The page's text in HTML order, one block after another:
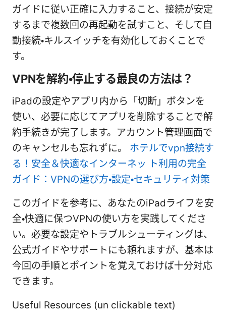
ガイドに従い正確に入力すること、接続が安定
するまで複数回の再起動を試すこと、そして自
動接続・キルスイッチを有効化しておくことで
す。
VPNを解約・停止する最良の方法は？
iPadの設定やアプリ内から「切断」ボタンを
使い、必要に応じてアプリを削除することで解
約手続きが完了します。アカウント管理画面で
のキャンセルも忘れずに。 ホテルでvpn接続す
る！安全＆快適なインターネッ ト利用の完全
ガイド：VPNの選び方・設定・セキュリティ対策
このガイドを参考に、あなたのiPadライフを安
全・快適に保つVPNの使い方を実践してくださ
い。必要な設定やトラブルシューティングは、
公式ガイドやサポートにも頼れますが、基本は
今回の手順とポイントを覚えておけば十分対応
できます。
Useful Resources (un clickable text)